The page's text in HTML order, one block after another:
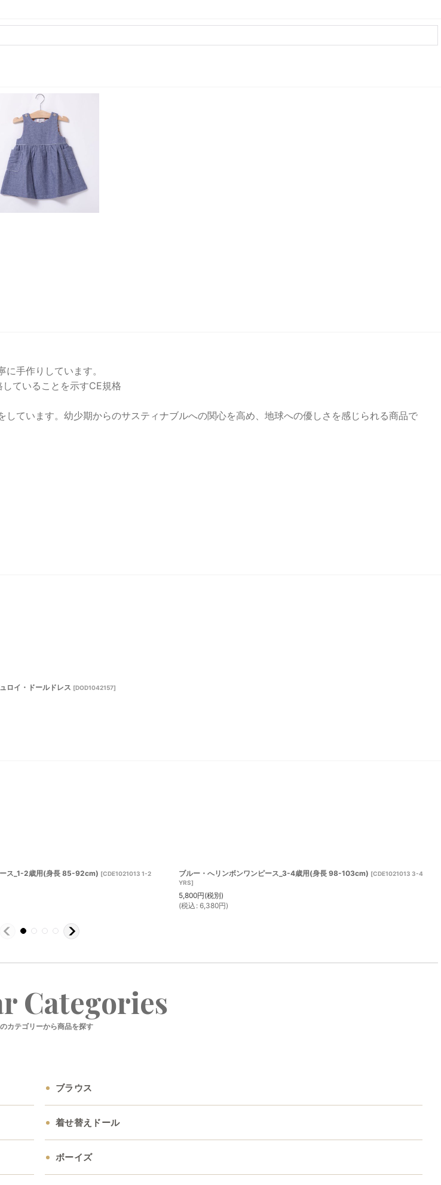
手作りしています。
ていることを示すCE規格
ています。幼少期からのサスティナブルへの関心を高め、地球への優しさを感じられる商品で
ロイ・ドールドレス [DOD1042157]
ス_1-2歳用(身長 85-92cm) [CDE1021013 1-2
ブルー・へリンボンワンピース_3-4歳用(身長 98-103cm) [CDE1021013 3-4
YRS]
5,800円(税別)
(税込 : 6,380円)
Categories
カテゴリーから商品を探す
ブラウス
着せ替えドール
ボーイズ